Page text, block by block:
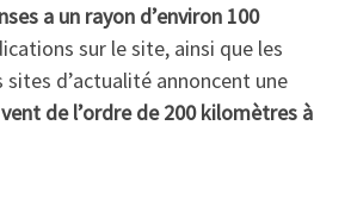
a un rayon d’environ 100
sur le site, ainsi que les
d’actualité annoncent une
de l’ordre de 200 kilomètres à